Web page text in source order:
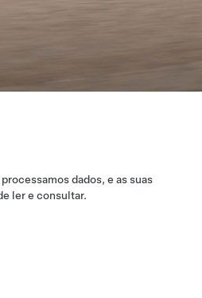
dados, e as suas
ler e consultar.